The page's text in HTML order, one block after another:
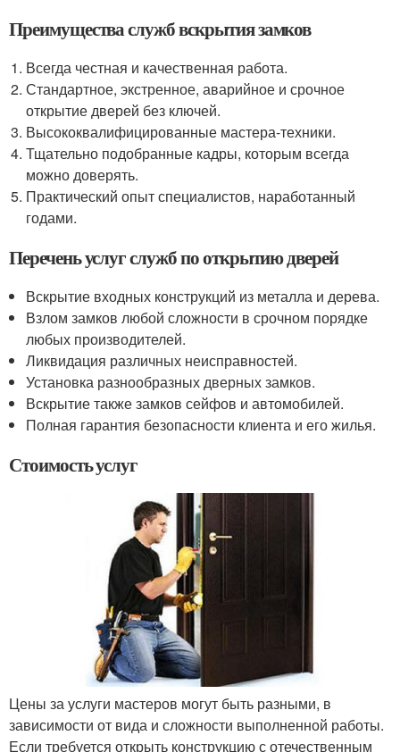
Преимущества служб вскрытия замков
Всегда честная и качественная работа.
Стандартное, экстренное, аварийное и срочное
открытие дверей без ключей.
Высококвалифицированные мастера-техники.
Тщательно подобранные кадры, которым всегда
можно доверять.
Практический опыт специалистов, наработанный
годами.
Перечень услуг служб по открытию дверей
Вскрытие входных конструкций из металла и дерева.
Взлом замков любой сложности в срочном порядке
любых производителей.
Ликвидация различных неисправностей.
Установка разнообразных дверных замков.
Вскрытие также замков сейфов и автомобилей.
Полная гарантия безопасности клиента и его жилья.
Стоимость услуг
Цены за услуги мастеров могут быть разными, в
зависимости от вида и сложности выполненной работы.
Если требуется открыть конструкцию с отечественным